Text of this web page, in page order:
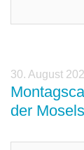
30. August
der